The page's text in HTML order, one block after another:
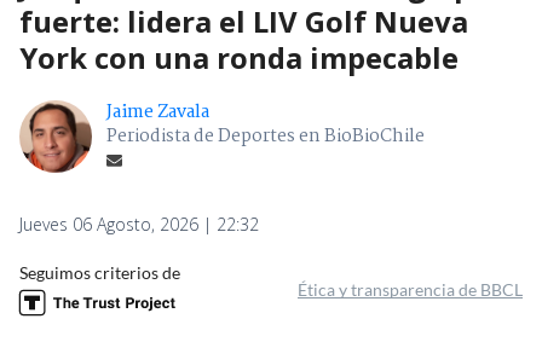
fuerte: lidera el LIV Golf Nueva
York con una ronda impecable
Jaime Zavala
Periodista de Deportes en BioBioChile
Jueves 06 Agosto, 2026 | 22:32
Seguimos criterios de
Ética y transparencia de BBCL